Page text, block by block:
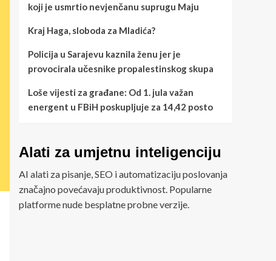
koji je usmrtio nevjenčanu suprugu Maju
Kraj Haga, sloboda za Mladića?
Policija u Sarajevu kaznila ženu jer je
provocirala učesnike propalestinskog skupa
Loše vijesti za građane: Od 1. jula važan
energent u FBiH poskupljuje za 14,42 posto
Alati za umjetnu inteligenciju
AI alati za pisanje, SEO i automatizaciju poslovanja
značajno povećavaju produktivnost. Popularne
platforme nude besplatne probne verzije.